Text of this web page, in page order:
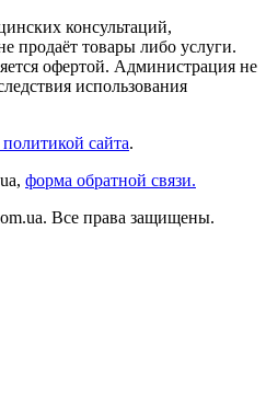
консультаций,
продаёт товары либо услуги.
офертой. Администрация не
использования
сайта.
форма обратной связи.
Все права защищены.